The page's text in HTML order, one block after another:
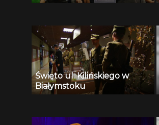
Święto ul. Kilińskiego w
Białymstoku